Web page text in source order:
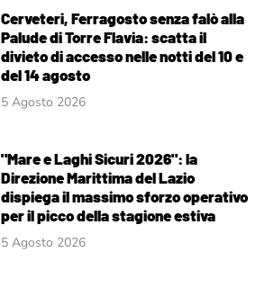
Cerveteri, Ferragosto senza falò alla
Palude di Torre Flavia: scatta il
divieto di accesso nelle notti del 10 e
del 14 agosto
5 Agosto 2026
"Mare e Laghi Sicuri 2026": la
Direzione Marittima del Lazio
dispiega il massimo sforzo operativo
per il picco della stagione estiva
5 Agosto 2026